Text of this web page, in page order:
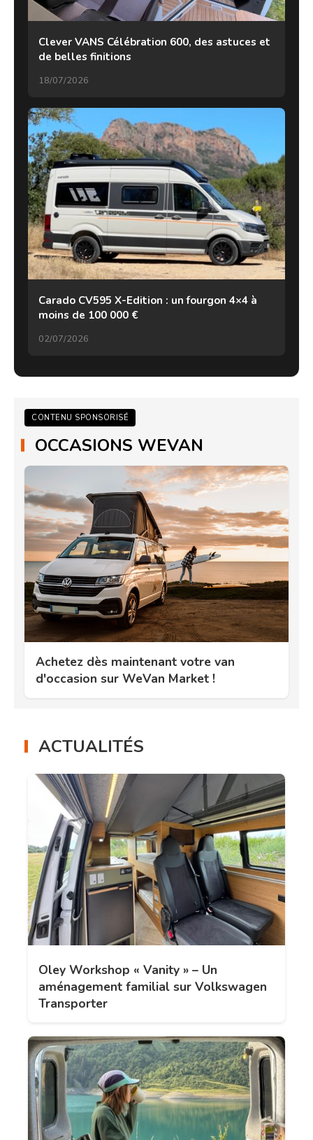
Clever VANS Célébration 600, des astuces et
de belles finitions
18/07/2026
Carado CV595 X-Edition : un fourgon 4×4 à
moins de 100 000 €
02/07/2026
CONTENU SPONSORISÉ
OCCASIONS WEVAN
Achetez dès maintenant votre van
d'occasion sur WeVan Market !
ACTUALITÉS
Oley Workshop « Vanity » – Un
aménagement familial sur Volkswagen
Transporter